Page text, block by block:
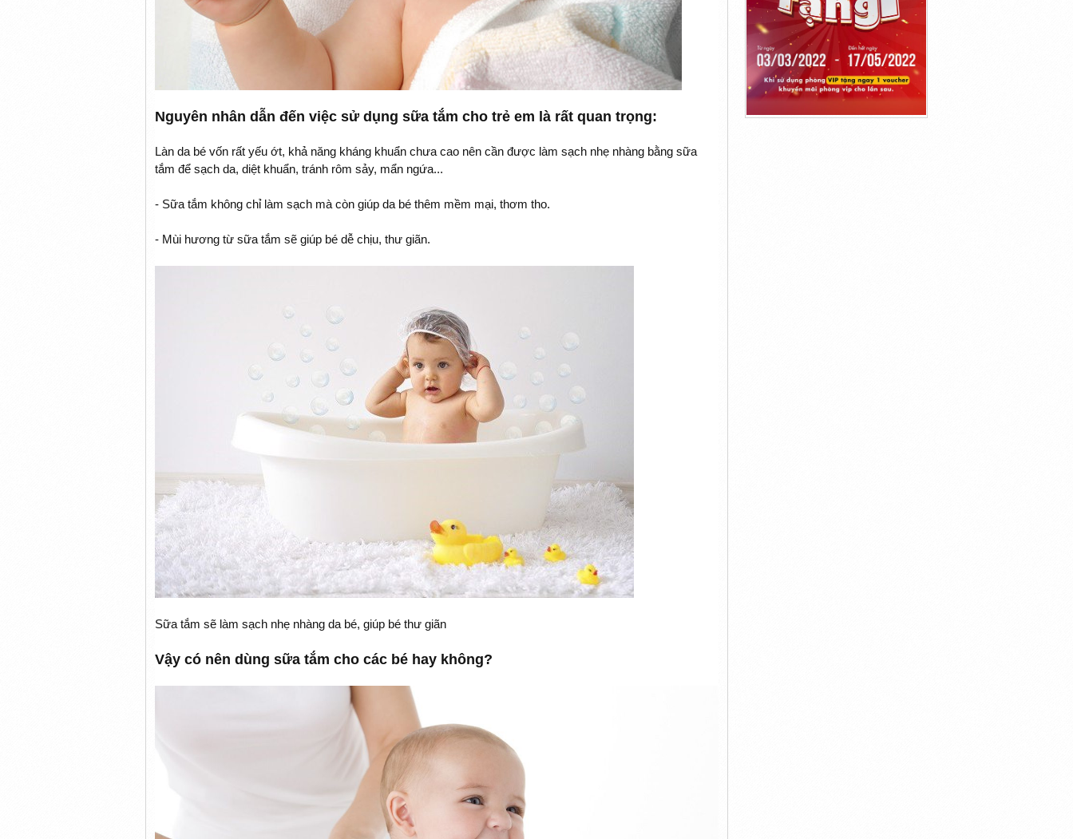
Nguyên nhân dẫn đến việc sử dụng sữa tắm cho trẻ em là rất quan trọng:
Làn da bé vốn rất yếu ớt, khả năng kháng khuẩn chưa cao nên cần được làm sạch nhẹ nhàng bằng sữa
tắm để sạch da, diệt khuẩn, tránh rôm sảy, mẩn ngứa...
- Sữa tắm không chỉ làm sạch mà còn giúp da bé thêm mềm mại, thơm tho.
- Mùi hương từ sữa tắm sẽ giúp bé dễ chịu, thư giãn.
Sữa tắm sẽ làm sạch nhẹ nhàng da bé, giúp bé thư giãn
Vậy có nên dùng sữa tắm cho các bé hay không?